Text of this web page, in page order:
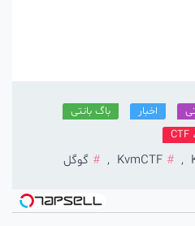
باگ بانتی
KvmCTF
, گوگل